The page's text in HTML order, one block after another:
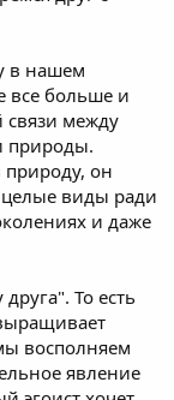
в нашем
все больше и
между
природы.
природу, он
целые виды ради
и даже
То есть
восполняем
явление